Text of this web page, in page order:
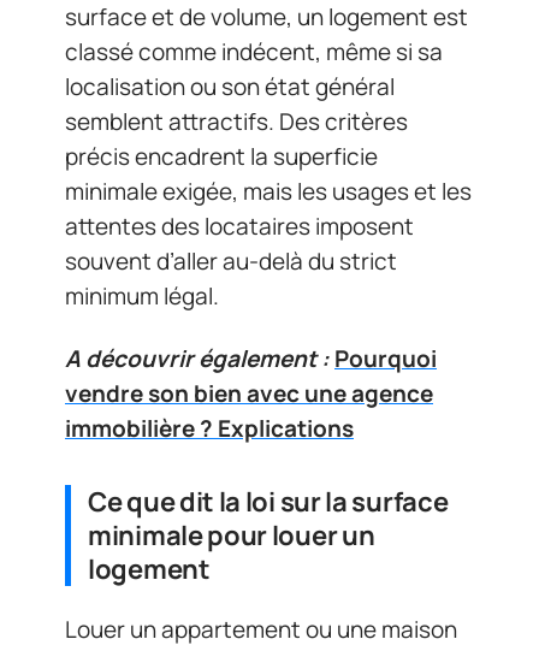
surface et de volume, un logement est
classé comme indécent, même si sa
localisation ou son état général
semblent attractifs. Des critères
précis encadrent la superficie
minimale exigée, mais les usages et les
attentes des locataires imposent
souvent d’aller au-delà du strict
minimum légal.
A découvrir également :Pourquoi
vendre son bien avec une agence
immobilière ? Explications
Ce que dit la loi sur la surface
minimale pour louer un
logement
Louer un appartement ou une maison